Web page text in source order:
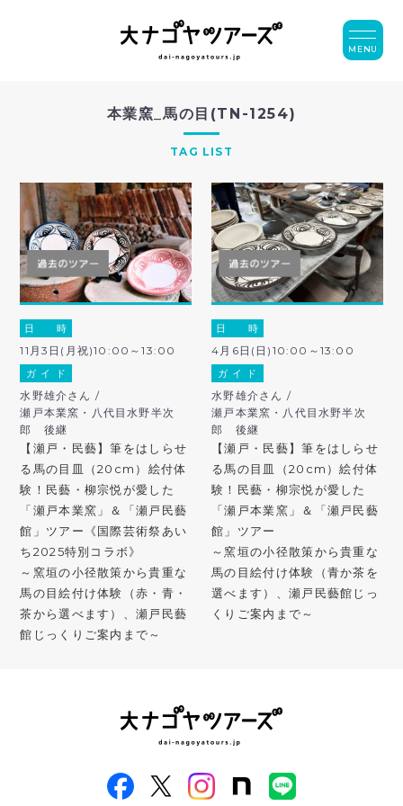
本業窯_馬の目(TN-1254)
TAG LIST
日 時
11月3日(月祝)10:00～13:00
ガ イ ド
水野雄介さん /
瀬戸本業窯・八代目水野半次
郎 後継
【瀬戸・民藝】筆をはしらせ
る馬の目皿（20cm）絵付体
験！民藝・柳宗悦が愛した
「瀬戸本業窯」＆「瀬戸民藝
館」ツアー《国際芸術祭あい
ち2025特別コラボ》
～窯垣の小径散策から貴重な
馬の目絵付け体験（赤・青・
茶から選べます）、瀬戸民藝
館じっくりご案内まで～
日 時
4月6日(日)10:00～13:00
ガ イ ド
水野雄介さん /
瀬戸本業窯・八代目水野半次
郎 後継
【瀬戸・民藝】筆をはしらせ
る馬の目皿（20cm）絵付体
験！民藝・柳宗悦が愛した
「瀬戸本業窯」＆「瀬戸民藝
館」ツアー
～窯垣の小径散策から貴重な
馬の目絵付け体験（青か茶を
選べます）、瀬戸民藝館じっ
くりご案内まで～
MENU